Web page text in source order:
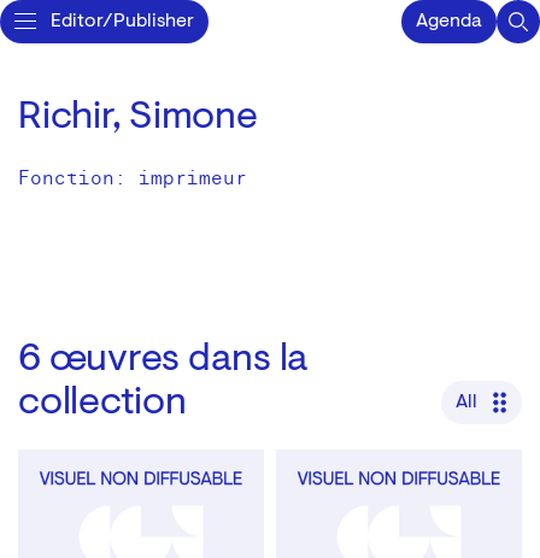
Editor/Publisher Agenda
Richir, Simone
Fonction: imprimeur
6 œuvres dans la
collection
All